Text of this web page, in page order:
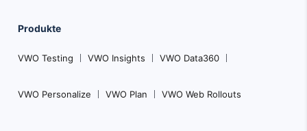
Produkte
VWO Testing VWO Insights VWO Data360
VWO Personalize VWO Plan VWO Web Rollouts